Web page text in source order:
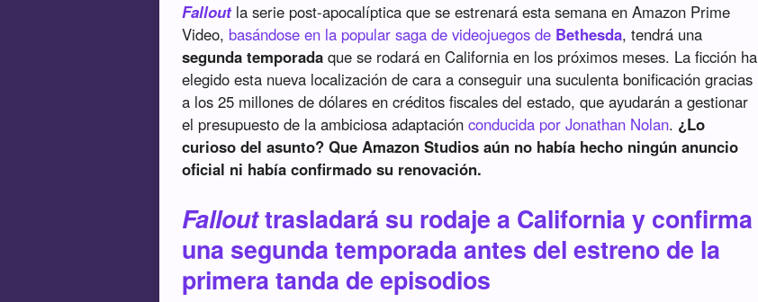
Falloutla serie post-apocalíptica que se estrenará esta semana en Amazon Prime
Video, basándose en la popular saga de videojuegos de Bethesda, tendrá una
segunda temporada que se rodará en California en los próximos meses. La ficción ha
elegido esta nueva localización de cara a conseguir una suculenta bonificación gracias
a los 25 millones de dólares en créditos fiscales del estado, que ayudarán a gestionar
el presupuesto de la ambiciosa adaptaciónconducida por Jonathan Nolan. ¿Lo
curioso del asunto? Que Amazon Studios aún no había hecho ningún anuncio
oficial ni había confirmado su renovación.
Fallouttrasladará su rodaje a California y confirma
una segunda temporada antes del estreno de la
primera tanda de episodios